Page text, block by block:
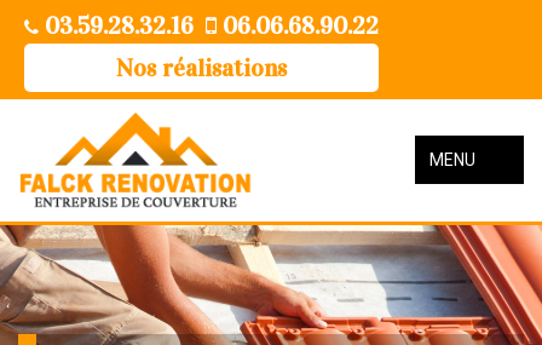
03.59.28.32.16
06.06.68.90.22
Nos réalisations
MENU